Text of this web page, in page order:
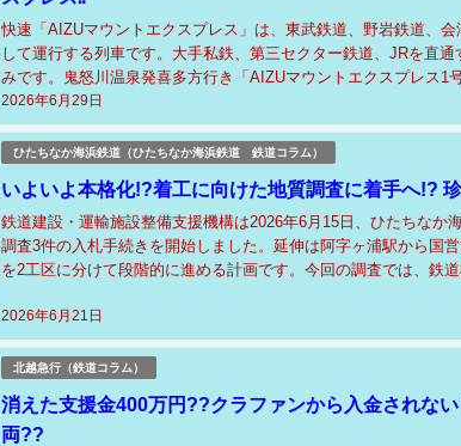
2026年6月29日
快速「AIZUマウントエクスプレス」は、東武鉄道、野岩鉄道、
して運行する列車です。大手私鉄、第三セクター鉄道、JRを直
みです。鬼怒川温泉発喜多方行き「AIZUマウントエクスプレス1
まで111.6kmを約2時間45分で運行します。使...
ひたちなか海浜鉄道（ひたちなか海浜鉄道 鉄道コラム）
いよいよ本格化!?着工に向けた地質調査に着手へ!?
2026年6月21日
鉄道建設・運輸施設整備支援機構は2026年6月15日、ひたちなか
調査3件の入札手続きを開始しました。延伸は阿字ヶ浦駅から国
を2工区に分けて段階的に進める計画です。今回の調査では、鉄
北越急行（鉄道コラム）
消えた支援金400万円??クラファンから入金されな
両??